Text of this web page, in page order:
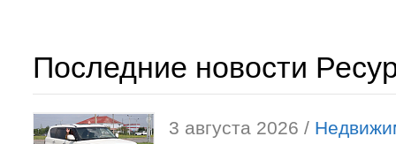
Последние новости
3 августа 2026 /